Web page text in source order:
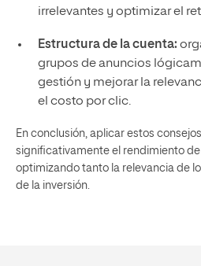
irrelevantes y optimizar el
Estructura de la cuenta:
grupos de anuncios
gestión y mejorar la
el costo por clic.
En conclusión, aplicar estos
significativamente el rendimiento de
optimizando tanto la relevancia de
de la inversión.